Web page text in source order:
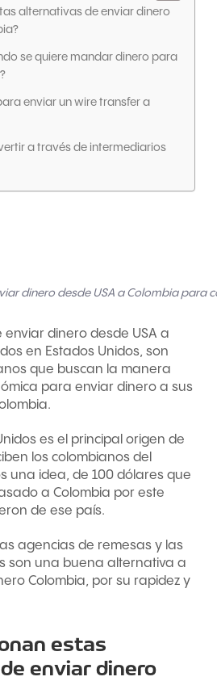
alternativas de enviar dinero
se quiere mandar dinero para
enviar un wire transfer a
a través de intermediarios
dinero desde USA a Colombia para
dinero desde USA a
en Estados Unidos, son
que buscan la manera
para enviar dinero a sus
es el principal origen de
los colombianos del
una idea, de 100 dólares que
a Colombia por este
de ese país.
agencias de remesas y las
son una buena alternativa a
Colombia, por su rapidez y
estas
enviar dinero